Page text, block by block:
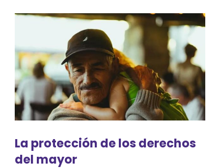
La protección de los derechos
del mayor